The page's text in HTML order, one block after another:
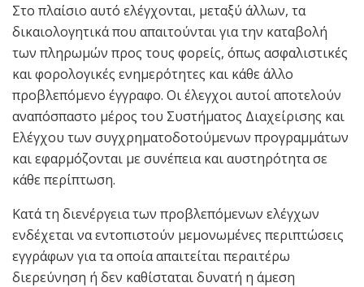
Στο πλαίσιο αυτό ελέγχονται, μεταξύ άλλων, τα
δικαιολογητικά που απαιτούνται για την καταβολή
των πληρωμών προς τους φορείς, όπως ασφαλιστικές
και φορολογικές ενημερότητες και κάθε άλλο
προβλεπόμενο έγγραφο. Οι έλεγχοι αυτοί αποτελούν
αναπόσπαστο μέρος του Συστήματος Διαχείρισης και
Ελέγχου των συγχρηματοδοτούμενων προγραμμάτων
και εφαρμόζονται με συνέπεια και αυστηρότητα σε
κάθε περίπτωση.
Κατά τη διενέργεια των προβλεπόμενων ελέγχων
ενδέχεται να εντοπιστούν μεμονωμένες περιπτώσεις
εγγράφων για τα οποία απαιτείται περαιτέρω
διερεύνηση ή δεν καθίσταται δυνατή η άμεση